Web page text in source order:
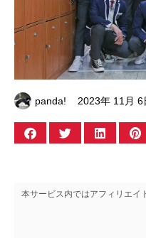
panda! 2023年 11月 6
本サービス内ではアフィリエイ